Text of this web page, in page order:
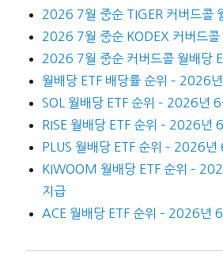
2026 7월 중순 TIGER 커버드콜
2026 7월 중순 KODEX 커버드콜
2026 7월 중순 커버드콜 월배당
월배당 ETF 배당률 순위 – 2026
SOL 월배당 ETF 순위 – 2026년
RISE 월배당 ETF 순위 – 2026년
PLUS 월배당 ETF 순위 – 2026년
KIWOOM 월배당 ETF 순위 –
지급
ACE 월배당 ETF 순위 – 2026년